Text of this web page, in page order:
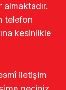
telefon
kesinlikle
iletişim